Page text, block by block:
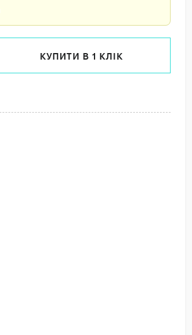
КУПИТИ В 1 КЛІК